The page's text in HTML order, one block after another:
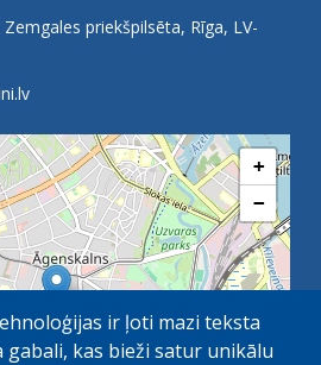
priekšpilsēta, Rīga, LV-
+
−
ir ļoti mazi teksta
kas bieži satur unikālu